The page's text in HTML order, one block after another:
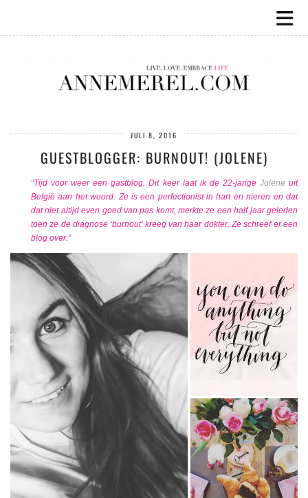
JULI 8, 2016
GUESTBLOGGER: BURNOUT! (JOLENE)
“Tijd voor weer een gastblog. Dit keer laat ik de 22-jarige Jolene uit
België aan het woord. Ze is een perfectionist in hart en nieren en dat
dat niet altijd even goed van pas komt, merkte ze een half jaar geleden
toen ze de diagnose ‘burnout’ kreeg van haar dokter. Ze schreef er een
blog over.”